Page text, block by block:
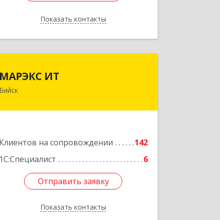
Показать контакты
Назад
МАРЭКС ИТ
Бийск
Клиентов на сопровождении
142
1С:Специалист
6
Отправить заявку
Показать контакты
Алтайский край, Бийск г, Разина, дом
Отправить заявку
Назад